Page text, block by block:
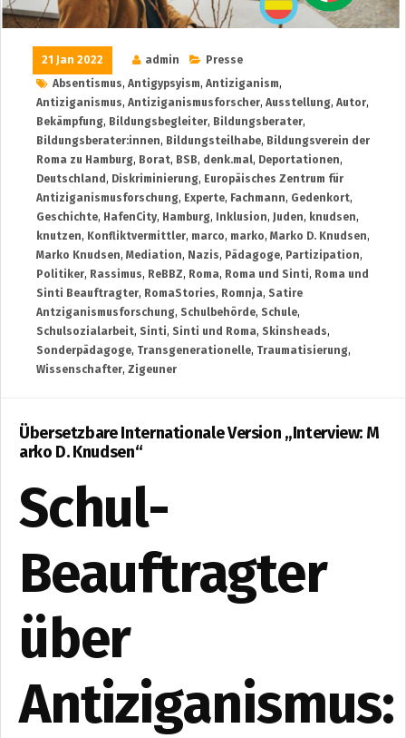
21 Jan 2022 admin
Presse
Absentismus, Antigypsyism, Antiziganism,
Antiziganismus, Antiziganismusforscher, Ausstellung, Autor,
Bekämpfung, Bildungsbegleiter, Bildungsberater,
Bildungsberater:innen, Bildungsteilhabe, Bildungsverein der
Roma zu Hamburg, Borat, BSB, denk.mal, Deportationen,
Deutschland, Diskriminierung, Europäisches Zentrum für
Antiziganismusforschung, Experte, Fachmann, Gedenkort,
Geschichte, HafenCity, Hamburg, Inklusion, Juden, knudsen,
knutzen, Konfliktvermittler, marco, marko, Marko D. Knudsen,
Marko Knudsen, Mediation, Nazis, Pädagoge, Partizipation,
Politiker, Rassimus, ReBBZ, Roma, Roma und Sinti, Roma und
Sinti Beauftragter, RomaStories, Romnja, Satire
Antziganismusforschung, Schulbehörde, Schule,
Schulsozialarbeit, Sinti, Sinti und Roma, Skinsheads,
Sonderpädagoge, Transgenerationelle, Traumatisierung,
Wissenschafter, Zigeuner
Übersetzbare Internationale Version „Interview: M
arko D. Knudsen“
Schul-
Beauftragter
über
Antiziganismus: